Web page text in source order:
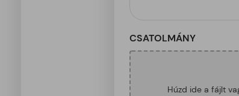
CSATOLMÁNY
Húzd ide a fájlt